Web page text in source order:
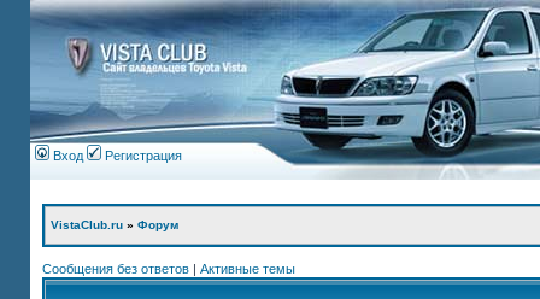
Вход Регистрация
VistaClub.ru » Форум
Сообщения без ответов | Активные темы